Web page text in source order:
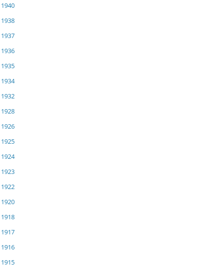
1940
1938
1937
1936
1935
1934
1932
1928
1926
1925
1924
1923
1922
1920
1918
1917
1916
1915